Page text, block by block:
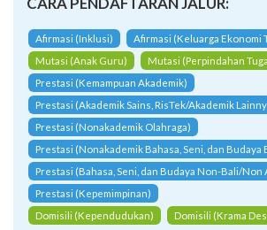
CARA PENDAFTARAN JALUR:
Afirmasi (Inklusi)
Afirmasi (Keluarga Ekonomi
Mutasi (Anak Guru)
Mutasi (Perpindahan
Prestasi (Kemampuan Akademik)
Prestasi (Akademik Sains, RisTek/Akademik
Prestasi (Nonakademik Olahraga)
Prestasi (Nonakademik Bahasa, Seni, dan Budaya
Prestasi (Bahasa, Seni, dan Budaya Non-Bali/Non
Prestasi (Kepemimpinan)
Domisili (Kependudukan)
Domisili (Krama